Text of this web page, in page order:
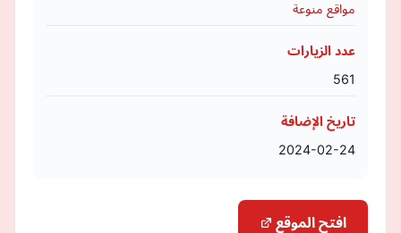
مواقع منوعة
عدد الزيارات
561
تاريخ الإضافة
2024-02-24
افتح الموقع